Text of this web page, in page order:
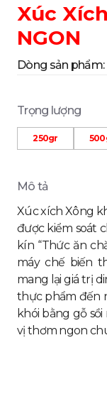
Xúc
NGON
Dòng sản phẩm:
Trọng lượng
250gr
Mô tả
Xúc xích Xông
được kiểm soát
kín “Thức ăn
máy chế biến
mang lại giá trị
thực phẩm đến
khói bằng gỗ
vị thơm ngon